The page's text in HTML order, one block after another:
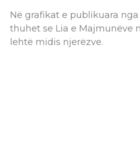
Në grafikat e publikuara nga
thuhet se Lia e Majmunëve
lehtë midis njerëzve.